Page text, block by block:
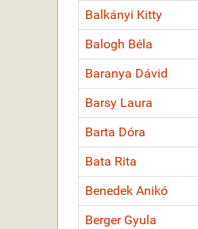
Balkányi Kitty
Balogh Béla
Baranya Dávid
Barsy Laura
Barta Dóra
Bata Rita
Benedek Anikó
Berger Gyula